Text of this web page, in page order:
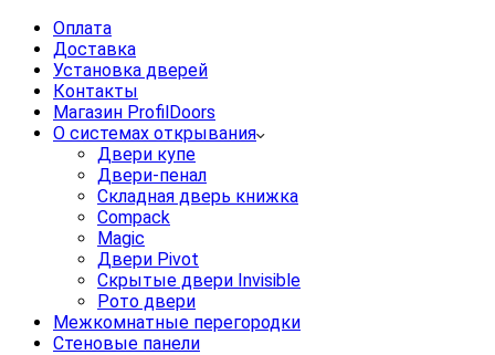
Оплата
Доставка
Установка дверей
Контакты
Магазин ProfilDoors
О системах открывания
Двери купе
Двери-пенал
Складная дверь книжка
Compack
Magic
Двери Pivot
Скрытые двери Invisible
Рото двери
Межкомнатные перегородки
Стеновые панели